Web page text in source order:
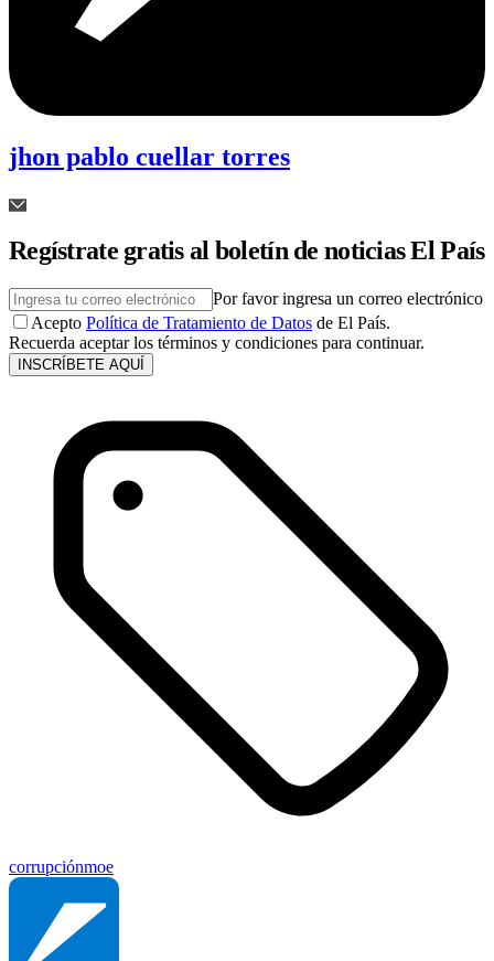
jhon pablo cuellar torres
Regístrate gratis al boletín de noticias El País
Por favor ingresa un correo electrónico
Acepto Política de Tratamiento de Datos de El País.
Recuerda aceptar los términos y condiciones para continuar.
INSCRÍBETE AQUÍ
corrupciónmoe